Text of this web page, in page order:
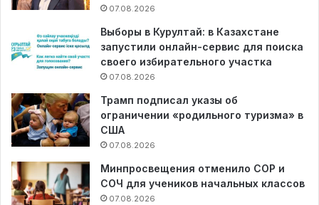
07.08.2026
Выборы в Курултай: в Казахстане
запустили онлайн-сервис для поиска
своего избирательного участка
07.08.2026
Трамп подписал указы об
ограничении «родильного туризма» в
США
07.08.2026
Минпросвещения отменило СОР и
СОЧ для учеников начальных классов
07.08.2026